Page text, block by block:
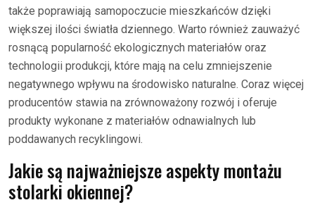
także poprawiają samopoczucie mieszkańców dzięki
większej ilości światła dziennego. Warto również zauważyć
rosnącą popularność ekologicznych materiałów oraz
technologii produkcji, które mają na celu zmniejszenie
negatywnego wpływu na środowisko naturalne. Coraz więcej
producentów stawia na zrównoważony rozwój i oferuje
produkty wykonane z materiałów odnawialnych lub
poddawanych recyklingowi.
Jakie są najważniejsze aspekty montażu
stolarki okiennej?